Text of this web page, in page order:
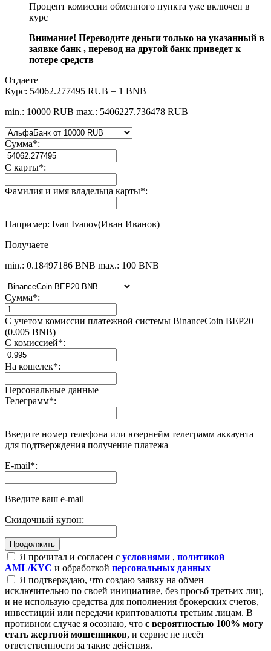
Процент комиссии обменного пункта уже включен в
курс
Внимание! Переводите деньги только на указанный в
заявке банк , перевод на другой банк приведет к
потере средств
Отдаете
Курс: 54062.277495 RUB = 1 BNB
min.: 10000 RUB max.: 5406227.736478 RUB
Сумма*:
С карты*:
Фамилия и имя владельца карты*:
Например: Ivan Ivanov(Иван Иванов)
Получаете
min.: 0.18497186 BNB max.: 100 BNB
Сумма*:
С учетом комиссии платежной системы BinanceCoin BEP20
(0.005 BNB)
С комиссией*:
На кошелек*:
Персональные данные
Телеграмм*:
Введите номер телефона или юзернейм телеграмм аккаунта
для подтверждения получение платежа
E-mail*:
Введите ваш e-mail
Скидочный купон:
Я прочитал и согласен с условиями , политикой
AML/KYC и обработкой персональных данных
Я подтверждаю, что создаю заявку на обмен
исключительно по своей инициативе, без просьб третьих лиц,
и не использую средства для пополнения брокерских счетов,
инвестиций или передачи криптовалюты третьим лицам. В
противном случае я осознаю, что с вероятностью 100% могу
стать жертвой мошенников, и сервис не несёт
ответственности за такие действия.